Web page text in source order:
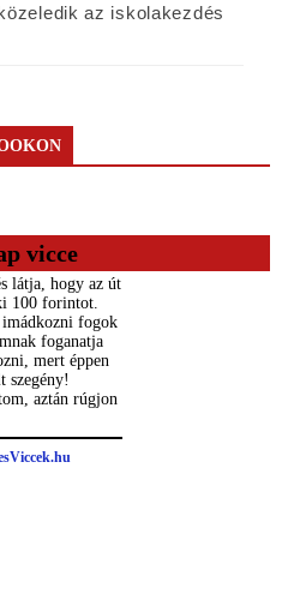
az iskolakezdés
vicce